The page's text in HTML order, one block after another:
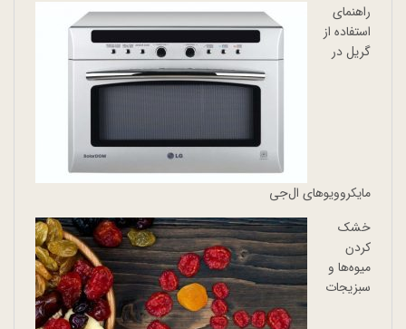
راهنمای
استفاده از
گریل در
مایکروویوهای ال‌جی
خشک
کردن
میوه‌ها و
سبزیجات